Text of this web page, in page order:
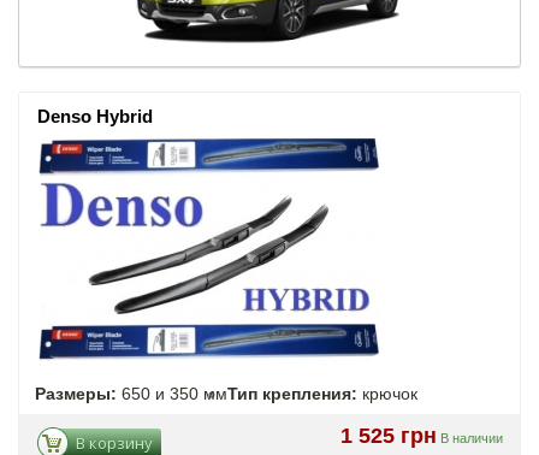
Denso Hybrid
Размеры: 650 и 350 ммТип крепления: крючок
1 525 грн В наличии
В корзину